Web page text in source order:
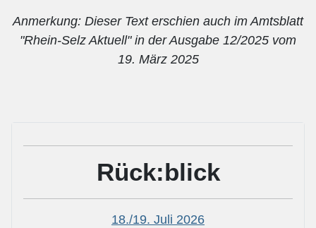
Anmerkung: Dieser Text erschien auch im Amtsblatt
"Rhein-Selz Aktuell" in der Ausgabe 12/2025 vom
19. März 2025
Rück:blick
18./19. Juli 2026